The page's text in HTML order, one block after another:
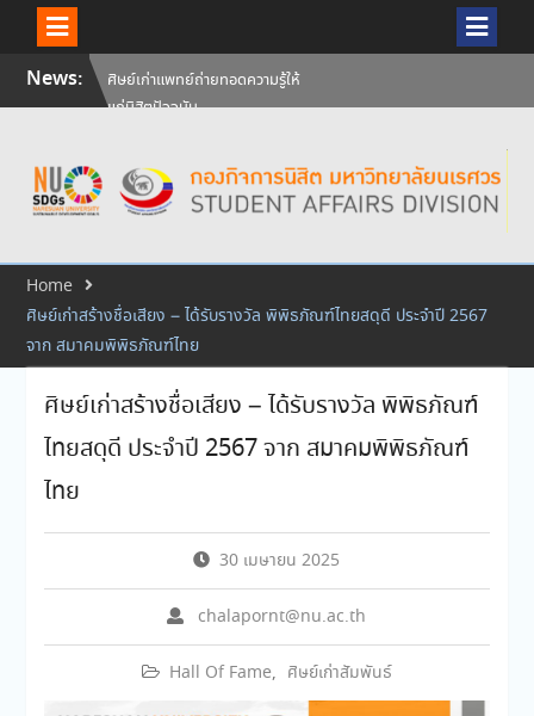
SkipNews:
ศิษย์เก่าแพทย์ถ่ายทอดความรู้ให้
แก่นิสิตปัจจุบัน
นเรศวร ครบรอบ 36 ปี 29
กรกฎาคม 2569
สัมภาษณ์นิสิตเพื่อพิจารณาเข้ารับ
ประจำปีการศึกษา 256
Home
ศิษย์เก่าสร้างชื่อเสียง – ได้รับรางวัล พิพิธภัณฑ์ไทยสดุดี ประจำปี 2567
จาก สมาคมพิพิธภัณฑ์ไทย
ศิษย์เก่าสร้างชื่อเสียง – ได้รับรางวัล พิพิธภัณฑ์
ไทยสดุดี ประจำปี 2567 จาก สมาคมพิพิธภัณฑ์
ไทย
30 เมษายน 2025
chalapornt@nu.ac.th
Hall Of Fame, ศิษย์เก่าสัมพันธ์